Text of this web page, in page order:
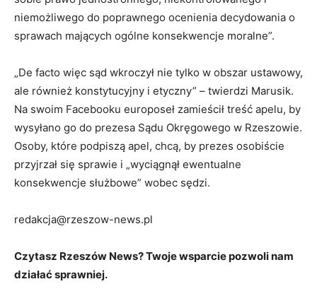
niemożliwego do poprawnego ocenienia decydowania o
sprawach mających ogólne konsekwencje moralne”.
„De facto więc sąd wkroczył nie tylko w obszar ustawowy,
ale również konstytucyjny i etyczny” – twierdzi Marusik.
Na swoim Facebooku europoseł zamieścił treść apelu, by
wysyłano go do prezesa Sądu Okręgowego w Rzeszowie.
Osoby, które podpiszą apel, chcą, by prezes osobiście
przyjrzał się sprawie i „wyciągnął ewentualne
konsekwencje służbowe” wobec sędzi.
redakcja@rzeszow-news.pl
Czytasz Rzeszów News? Twoje wsparcie pozwoli nam
działać sprawniej.